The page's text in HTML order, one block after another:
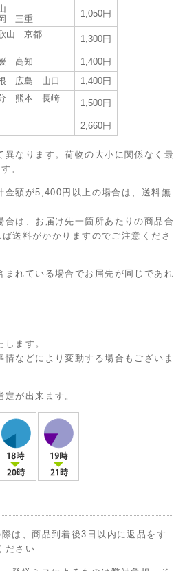
三重
1,050円
山 京都
1,300円
高知
1,400円
広島 山口 1,400円
熊本 長崎
1,500円
2,660円
異なります。荷物の大小に関係なく最
。
額が5,400円以上の場合は、送料無
合は、お届け先一箇所あたりの商品合
送料がかかりますのでご注意くださ
れている場合でお届先が同じであれ
ます。
などにより変動する場合もございま
が出来ます。
は、商品到着後3日以内に返品をす
ださい